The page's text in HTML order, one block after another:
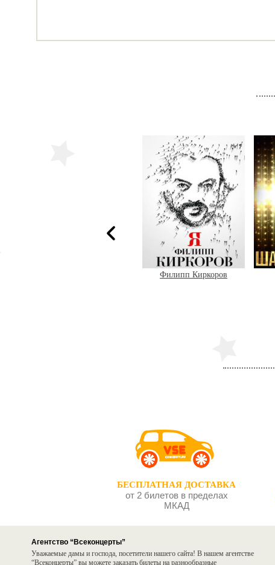
Филипп Киркоров
БЕСПЛАТНАЯ ДОСТАВКА
от 2 билетов в пределах
МКАД
Агентство “Всеконцерты”
Уважаемые дамы и господа, посетители нашего сайта! В нашем агентстве
“Всеконцерты” вы можете заказать билеты на разнообразные